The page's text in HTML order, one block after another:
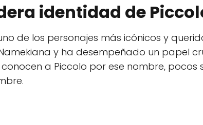
identidad de
de los personajes más icónicos y
y ha desempeñado un papel
a Piccolo por ese nombre,